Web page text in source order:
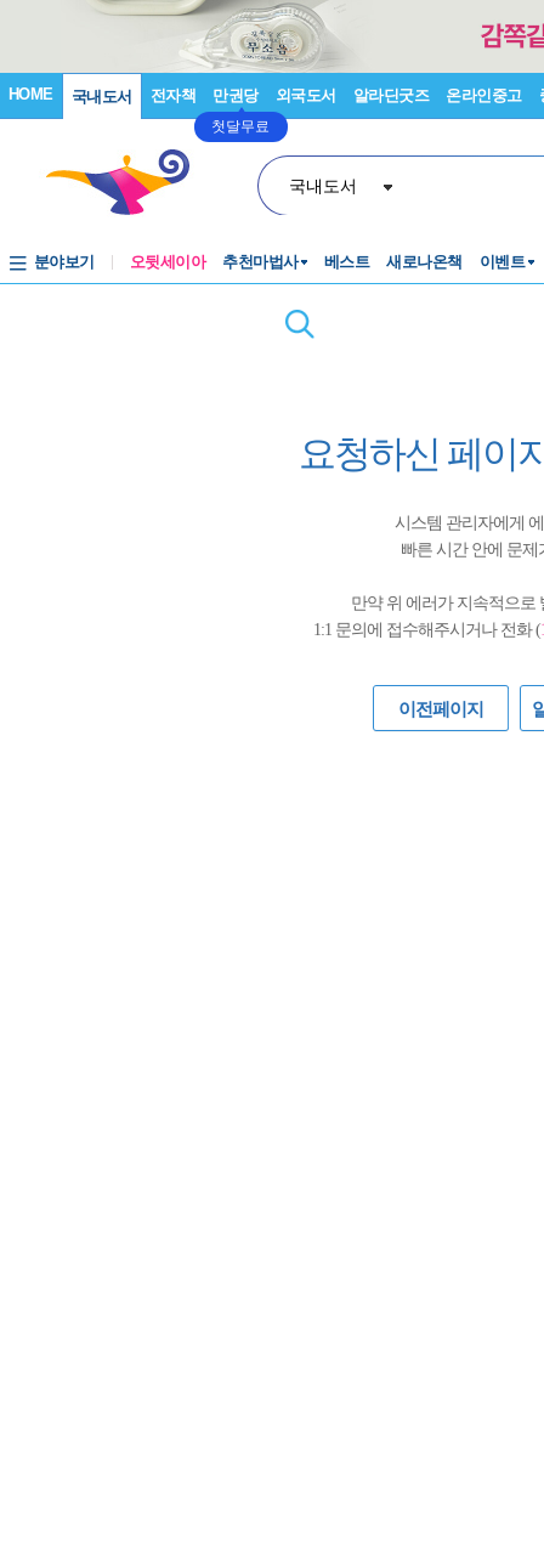
HOME 국내도서 전자책 만권당
첫달무료
외국도서 알라딘굿즈 온라인중고
국내도서
분야보기 오뒷세이아 추천마법사 베스트 새로나온책 이벤트
요청하신 페이
시스템 관리자에게
빠른 시간 안에 문
만약 위 에러가 지속적으로
1:1 문의에 접수해주시거나 전화 (
이전페이지